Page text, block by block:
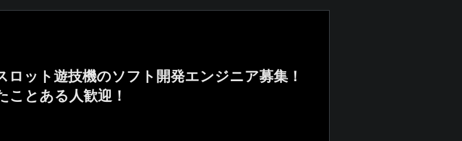
ロット遊技機のソフト開発エンジニア募集！
ことある人歓迎！